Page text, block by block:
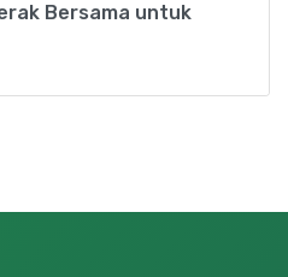
Bersama untuk